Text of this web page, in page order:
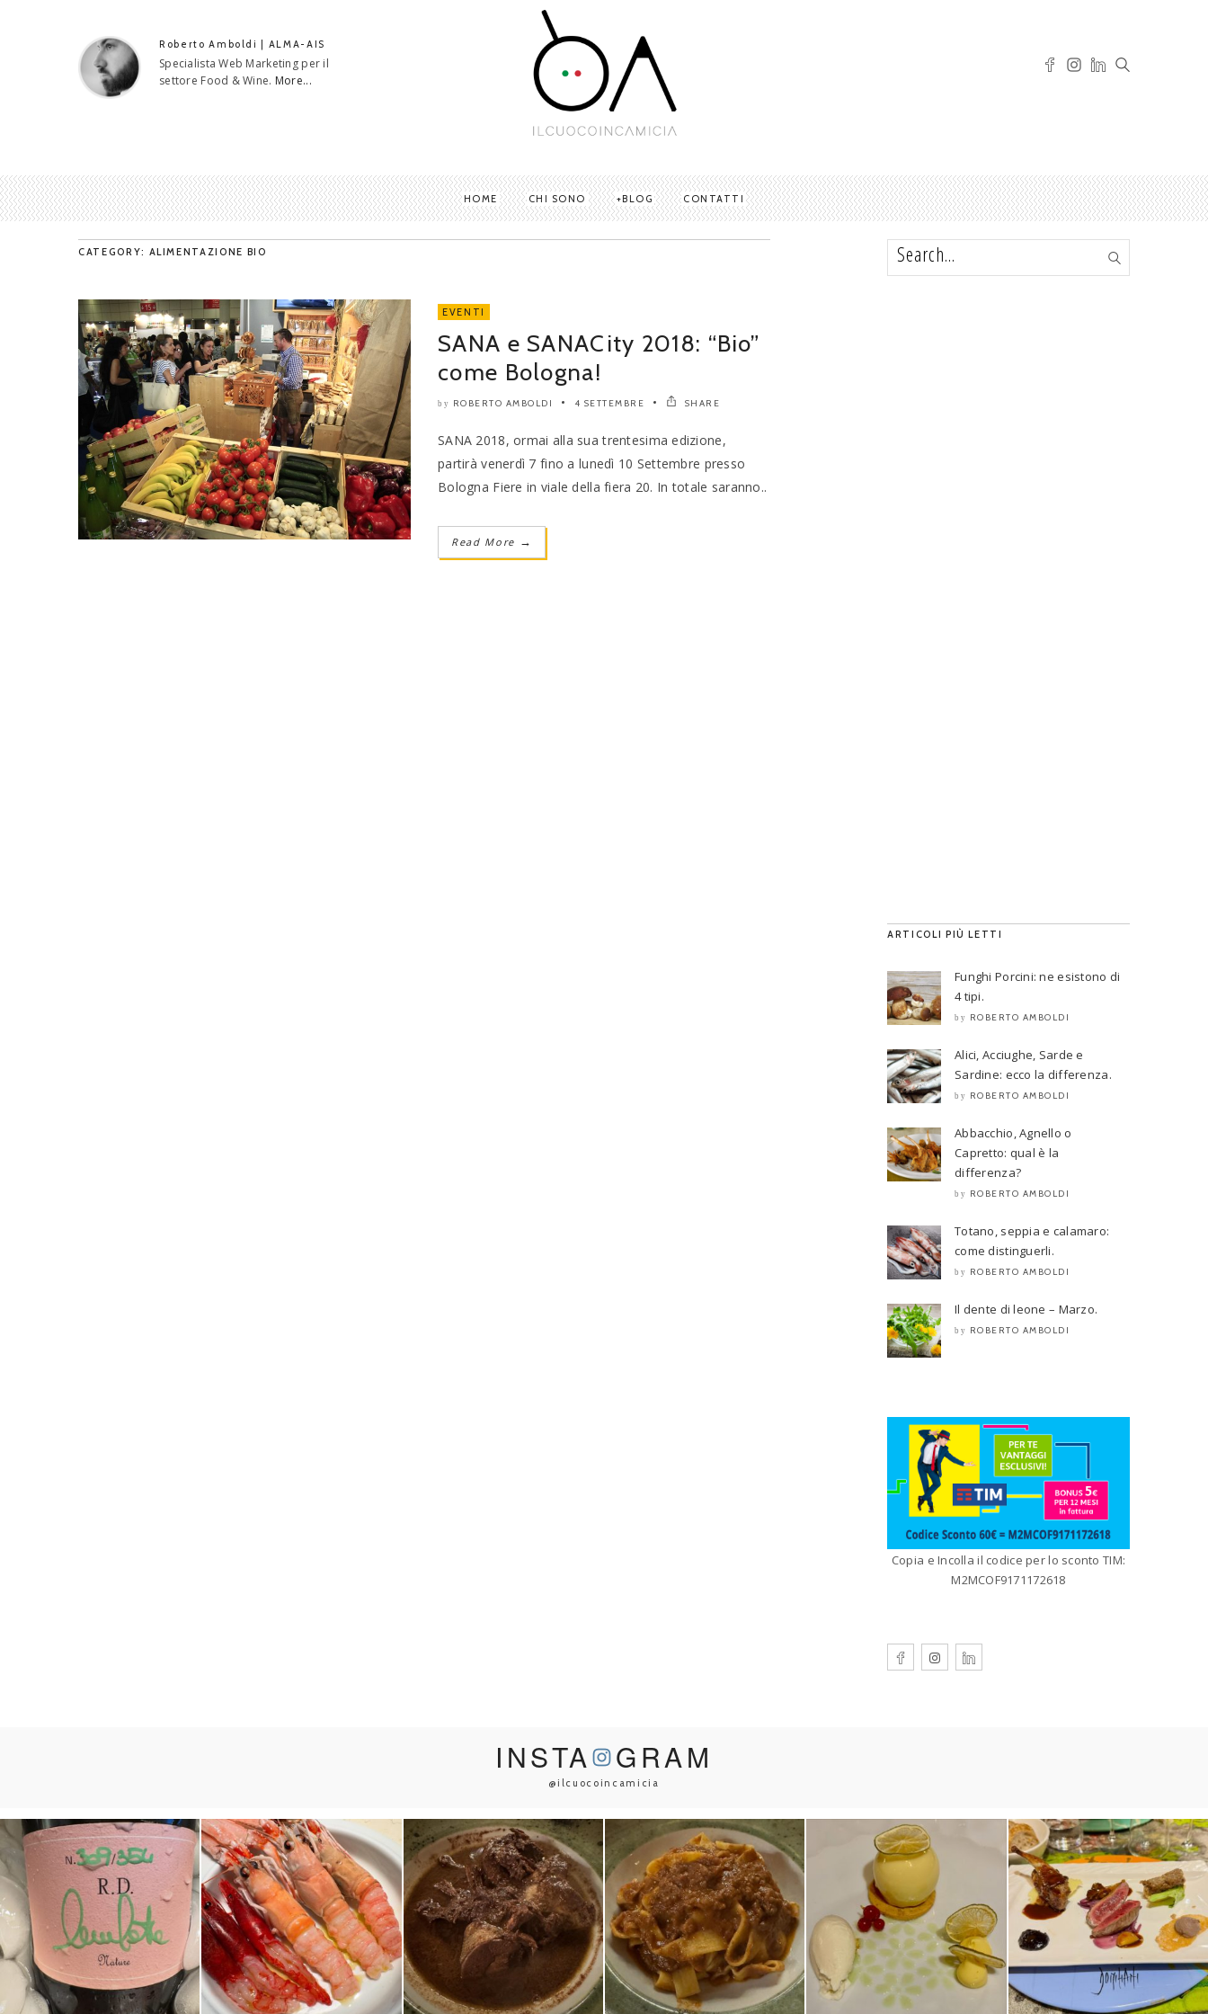
Roberto Amboldi | ALMA-AIS
Specialista Web Marketing per il
settore Food & Wine. More...
HOME CHI SONO BLOG CONTATTI
CATEGORY: ALIMENTAZIONE BIO
EVENTI
SANA e SANACity 2018: “Bio”
come Bologna!
by ROBERTO AMBOLDI 4 SETTEMBRE SHARE
SANA 2018, ormai alla sua trentesima edizione,
partirà venerdì 7 fino a lunedì 10 Settembre presso
Bologna Fiere in viale della fiera 20. In totale saranno..
Read More →
ARTICOLI PIÙ LETTI
Funghi Porcini: ne esistono di
4 tipi.
by ROBERTO AMBOLDI
Alici, Acciughe, Sarde e
Sardine: ecco la differenza.
by ROBERTO AMBOLDI
Abbacchio, Agnello o
Capretto: qual è la
differenza?
by ROBERTO AMBOLDI
Totano, seppia e calamaro:
come distinguerli.
by ROBERTO AMBOLDI
Il dente di leone – Marzo.
by ROBERTO AMBOLDI
Copia e Incolla il codice per lo sconto TIM:
M2MCOF9171172618
INSTA GRAM
@ilcuocoincamicia